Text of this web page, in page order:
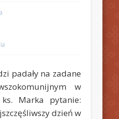
padały na zadane
w
Marka pytanie:
dzień w